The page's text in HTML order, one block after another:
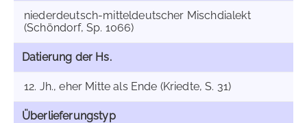
niederdeutsch-mitteldeutscher Mischdialekt
(Schöndorf, Sp. 1066)
Datierung der Hs.
12. Jh., eher Mitte als Ende (Kriedte, S. 31)
Überlieferungstyp